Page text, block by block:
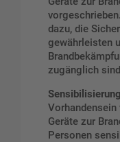
dazu, die
gewährleisten
zugänglich
Geräte zur
Personen